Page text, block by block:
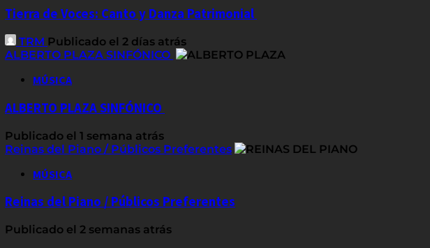
Tierra de Voces: Canto y Danza Patrimonial
TRM Publicado el 2 días atrás
ALBERTO PLAZA SINFÓNICO
MÚSICA
ALBERTO PLAZA SINFÓNICO
Publicado el 1 semana atrás
Reinas del Piano / Públicos Preferentes
MÚSICA
Reinas del Piano / Públicos Preferentes
Publicado el 2 semanas atrás